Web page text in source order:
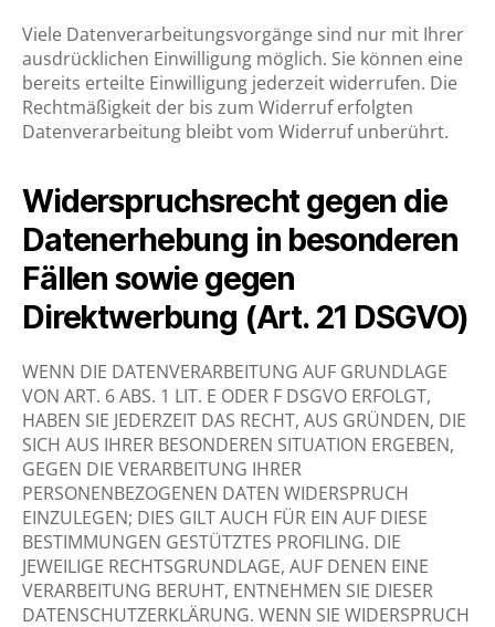
Viele Datenverarbeitungsvorgänge sind nur mit Ihrer
ausdrücklichen Einwilligung möglich. Sie können eine
bereits erteilte Einwilligung jederzeit widerrufen. Die
Rechtmäßigkeit der bis zum Widerruf erfolgten
Datenverarbeitung bleibt vom Widerruf unberührt.
Widerspruchsrecht gegen die
Datenerhebung in besonderen
Fällen sowie gegen
Direktwerbung (Art. 21 DSGVO)
WENN DIE DATENVERARBEITUNG AUF GRUNDLAGE
VON ART. 6 ABS. 1 LIT. E ODER F DSGVO ERFOLGT,
HABEN SIE JEDERZEIT DAS RECHT, AUS GRÜNDEN, DIE
SICH AUS IHRER BESONDEREN SITUATION ERGEBEN,
GEGEN DIE VERARBEITUNG IHRER
PERSONENBEZOGENEN DATEN WIDERSPRUCH
EINZULEGEN; DIES GILT AUCH FÜR EIN AUF DIESE
BESTIMMUNGEN GESTÜTZTES PROFILING. DIE
JEWEILIGE RECHTSGRUNDLAGE, AUF DENEN EINE
VERARBEITUNG BERUHT, ENTNEHMEN SIE DIESER
DATENSCHUTZERKLÄRUNG. WENN SIE WIDERSPRUCH